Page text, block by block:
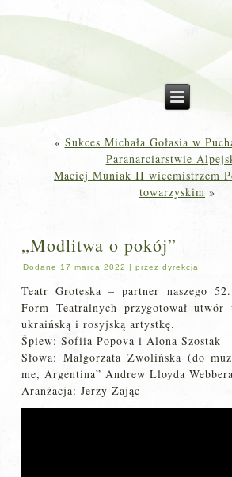
« Sukces Michała Gołasia w
Paranarciarstwie
Maciej Muniak II wicemistrzem
towarzyskim »
„Modlitwa o pokój”
Dodane 17 marca 2022 |przez dyrekcja
Teatr Groteska – partner naszego
Form Teatralnych przygotował utwór
ukraińską i rosyjską artystkę.
Śpiew: Sofiia Popova i Alona Szostak
Słowa: Małgorzata Zwolińska (do
me, Argentina” Andrew Lloyda
Aranżacja: Jerzy Zając